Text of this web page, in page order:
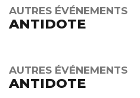
AUTRES ÉVÉNEMENTS
ANTIDOTE
AUTRES ÉVÉNEMENTS
ANTIDOTE